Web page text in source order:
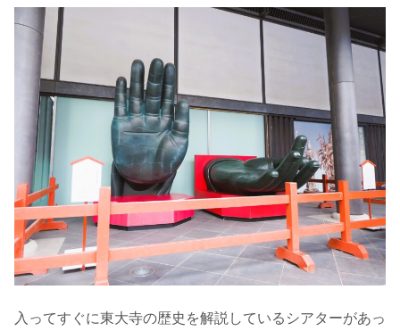
入ってすぐに東大寺の歴史を解説しているシアターがあっ